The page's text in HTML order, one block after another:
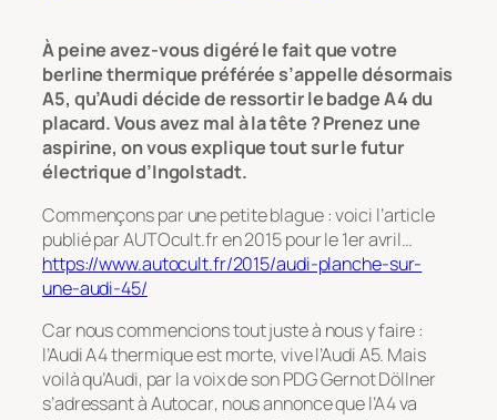
À peine avez-vous digéré le fait que votre
berline thermique préférée s’appelle désormais
A5, qu’Audi décide de ressortir le badge A4 du
placard. Vous avez mal à la tête ? Prenez une
aspirine, on vous explique tout sur le futur
électrique d’Ingolstadt.
Commençons par une petite blague : voici l’article
publié par AUTOcult.fr en 2015 pour le 1er avril…
https://www.autocult.fr/2015/audi-planche-sur-
une-audi-45/
Car nous commencions tout juste à nous y faire :
l’Audi A4 thermique est morte, vive l’Audi A5. Mais
voilà qu’Audi, par la voix de son PDG Gernot Döllner
s’adressant àAutocar, nous annonce que l’A4 va